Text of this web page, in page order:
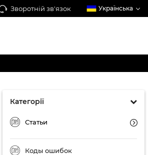
Зворотній зв'язок Українська
Категорії
Статьи
Коды ошибок